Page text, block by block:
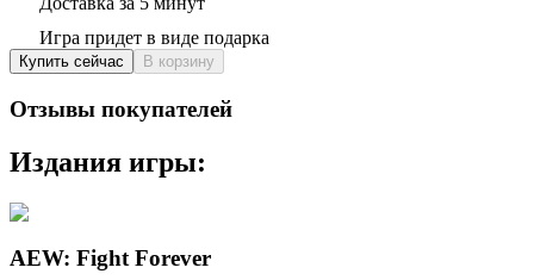
Игра придет в виде подарка
Купить сейчас В корзину
Отзывы покупателей
Издания игры:
AEW: Fight Forever